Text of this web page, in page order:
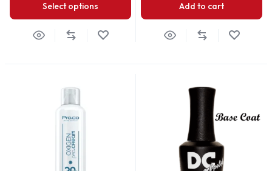
Select options Add to cart